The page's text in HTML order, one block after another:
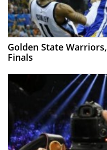
Golden State
Finals